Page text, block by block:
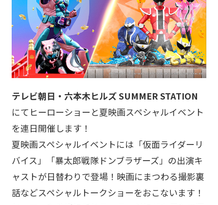
テレビ朝日・六本木ヒルズ SUMMER STATION
にてヒーローショーと夏映画スペシャルイベント
を連日開催します！
夏映画スペシャルイベントには「仮面ライダーリ
バイス」「暴太郎戦隊ドンブラザーズ」の出演キ
ャストが日替わりで登場！映画にまつわる撮影裏
話などスペシャルトークショーをおこないます！